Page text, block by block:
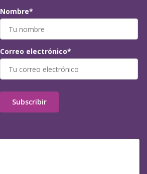
Nombre*
Correo electrónico*
Subscribir